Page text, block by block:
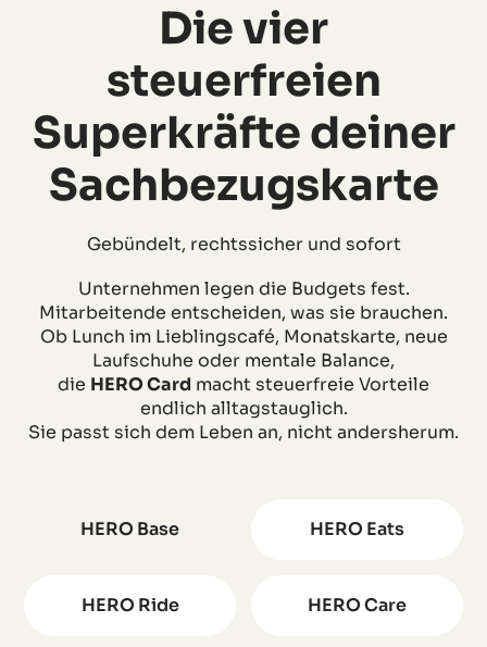
Gebündelt, rechtssicher und sofort
Unternehmen legen die Budgets fest.
Mitarbeitende entscheiden, was sie brauchen.
Ob Lunch im Lieblingscafé, Monatskarte, neue
Laufschuhe oder mentale Balance,
die HERO Card macht steuerfreie Vorteile
endlich alltagstauglich.
Sie passt sich dem Leben an, nicht andersherum.
Die vier
steuerfreien
Superkräfte deiner
Sachbezugskarte
HERO Base HERO Eats
HERO Ride HERO Care